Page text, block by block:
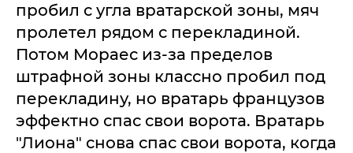
пробил с угла вратарской зоны, мяч
пролетел рядом с перекладиной.
Потом Мораес из-за пределов
штрафной зоны классно пробил под
перекладину, но вратарь французов
эффектно спас свои ворота. Вратарь
"Лиона" снова спас свои ворота, когда